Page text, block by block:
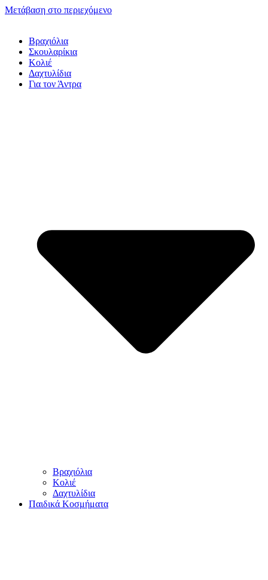
Μετάβαση στο περιεχόμενο
Βραχιόλια
Σκουλαρίκια
Κολιέ
Δαχτυλίδια
Για τον Άντρα
Βραχιόλια
Κολιέ
Δαχτυλίδια
Παιδικά Κοσμήματα